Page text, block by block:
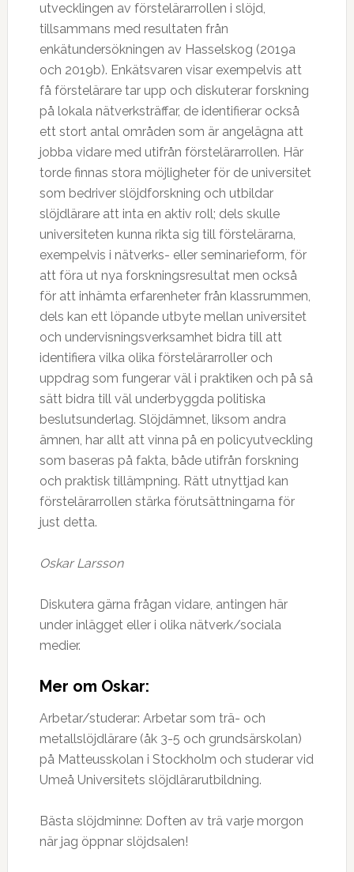
utvecklingen av förstelärarrollen i slöjd,
tillsammans med resultaten från
enkätundersökningen av Hasselskog (2019a
och 2019b). Enkätsvaren visar exempelvis att
få förstelärare tar upp och diskuterar forskning
på lokala nätverksträffar, de identifierar också
ett stort antal områden som är angelägna att
jobba vidare med utifrån förstelärarrollen. Här
torde finnas stora möjligheter för de universitet
som bedriver slöjdforskning och utbildar
slöjdlärare att inta en aktiv roll; dels skulle
universiteten kunna rikta sig till förstelärarna,
exempelvis i nätverks- eller seminarieform, för
att föra ut nya forskningsresultat men också
för att inhämta erfarenheter från klassrummen,
dels kan ett löpande utbyte mellan universitet
och undervisningsverksamhet bidra till att
identifiera vilka olika förstelärarroller och
uppdrag som fungerar väl i praktiken och på så
sätt bidra till väl underbyggda politiska
beslutsunderlag. Slöjdämnet, liksom andra
ämnen, har allt att vinna på en policyutveckling
som baseras på fakta, både utifrån forskning
och praktisk tillämpning. Rätt utnyttjad kan
förstelärarrollen stärka förutsättningarna för
just detta.
Oskar Larsson
Diskutera gärna frågan vidare, antingen här
under inlägget eller i olika nätverk/sociala
medier.
Mer om Oskar:
Arbetar/studerar: Arbetar som trä- och
metallslöjdlärare (åk 3-5 och grundsärskolan)
på Matteusskolan i Stockholm och studerar vid
Umeå Universitets slöjdlärarutbildning.
Bästa slöjdminne: Doften av trä varje morgon
när jag öppnar slöjdsalen!